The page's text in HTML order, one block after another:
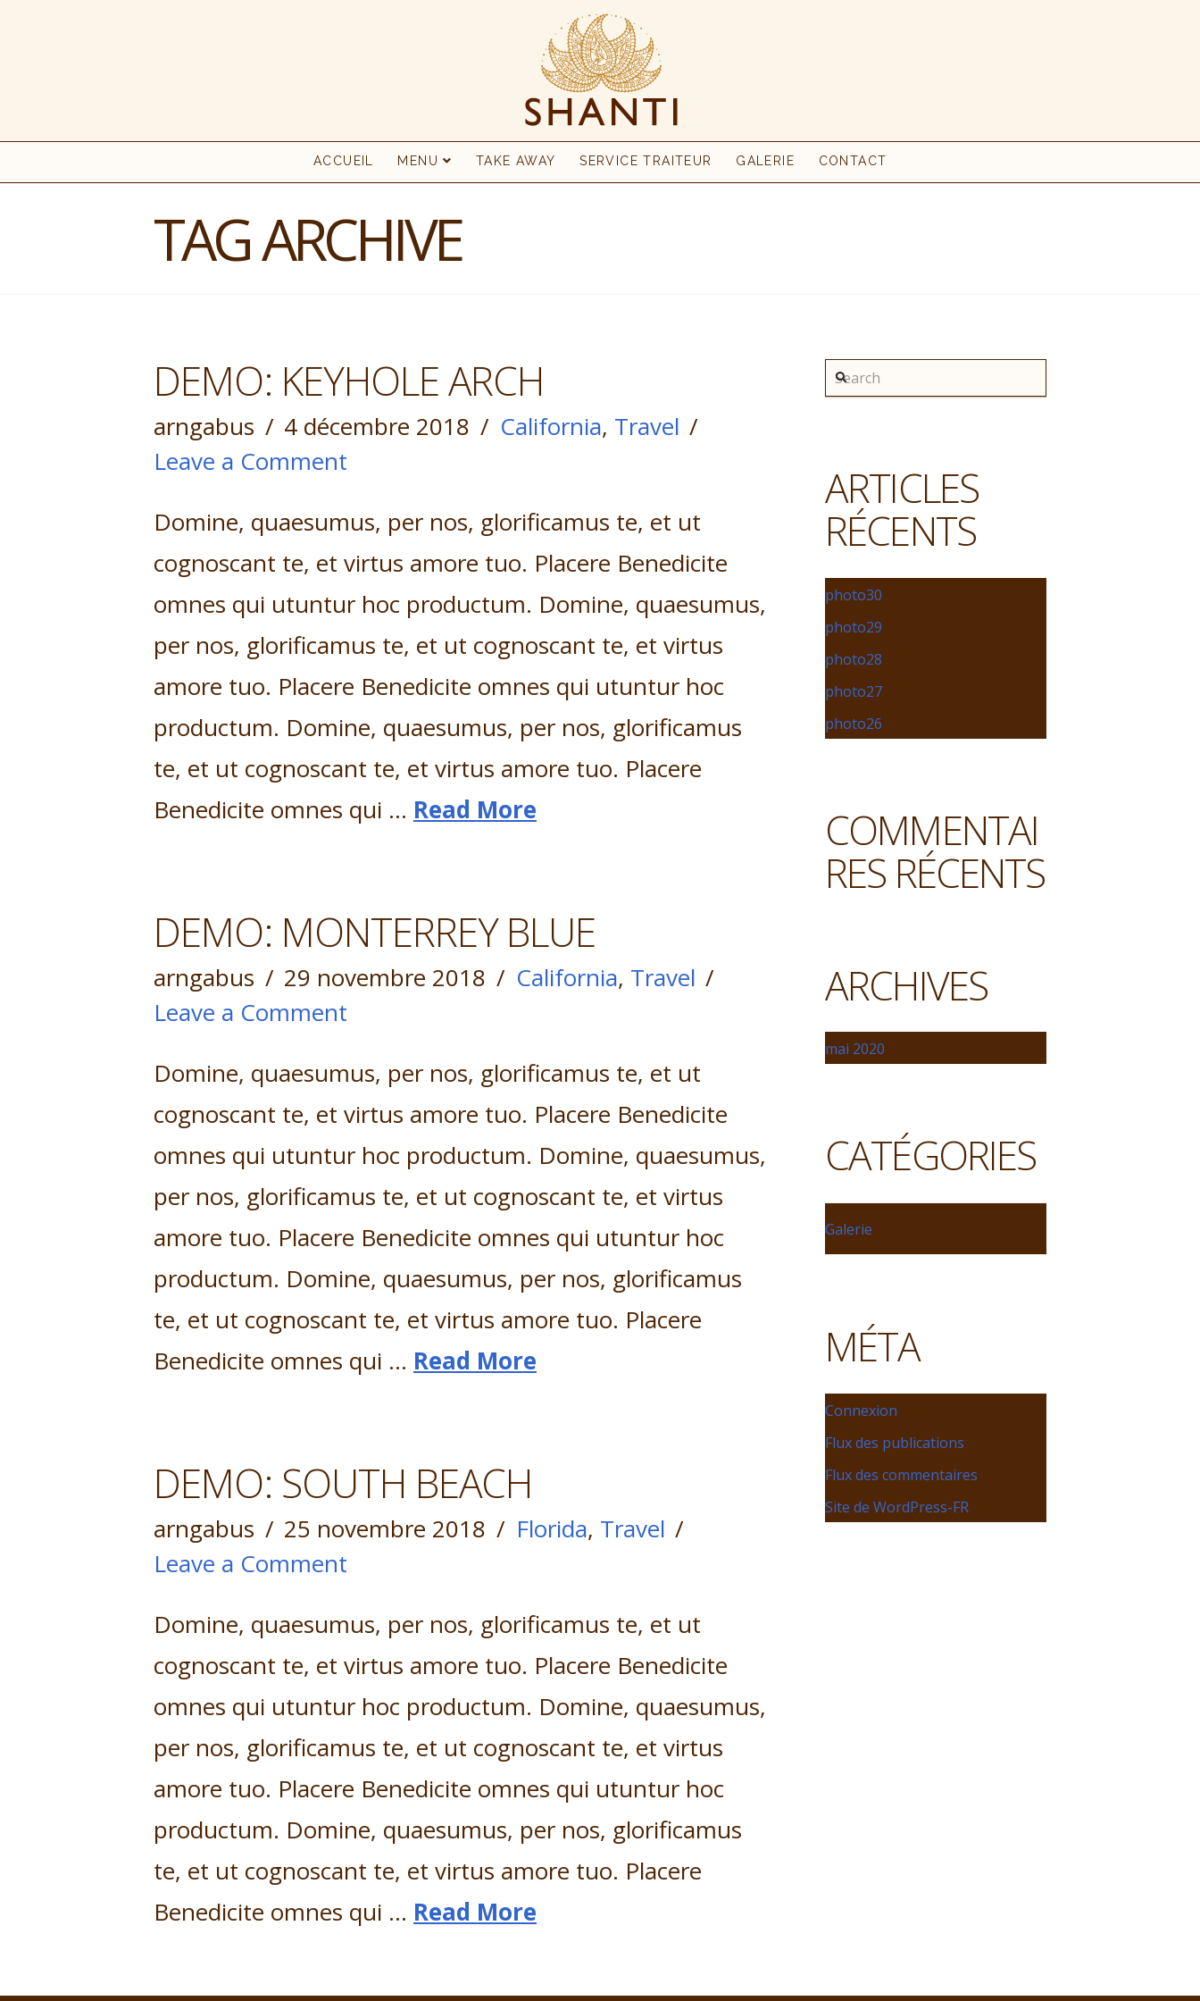
ACCUEIL MENU TAKE AWAY SERVICE TRAITEUR GALERIE CONTACT
TAG ARCHIVE
DEMO: KEYHOLE ARCH
arngabus 4 décembre 2018 California, Travel
Leave a Comment
Domine, quaesumus, per nos, glorificamus te, et ut
cognoscant te, et virtus amore tuo. Placere Benedicite
omnes qui utuntur hoc productum. Domine, quaesumus,
per nos, glorificamus te, et ut cognoscant te, et virtus
amore tuo. Placere Benedicite omnes qui utuntur hoc
productum. Domine, quaesumus, per nos, glorificamus
te, et ut cognoscant te, et virtus amore tuo. Placere
Benedicite omnes qui … Read More
DEMO: MONTERREY BLUE
arngabus 29 novembre 2018 California, Travel
Leave a Comment
Domine, quaesumus, per nos, glorificamus te, et ut
cognoscant te, et virtus amore tuo. Placere Benedicite
omnes qui utuntur hoc productum. Domine, quaesumus,
per nos, glorificamus te, et ut cognoscant te, et virtus
amore tuo. Placere Benedicite omnes qui utuntur hoc
productum. Domine, quaesumus, per nos, glorificamus
te, et ut cognoscant te, et virtus amore tuo. Placere
Benedicite omnes qui … Read More
DEMO: SOUTH BEACH
arngabus 25 novembre 2018 Florida, Travel
Leave a Comment
Domine, quaesumus, per nos, glorificamus te, et ut
cognoscant te, et virtus amore tuo. Placere Benedicite
omnes qui utuntur hoc productum. Domine, quaesumus,
per nos, glorificamus te, et ut cognoscant te, et virtus
amore tuo. Placere Benedicite omnes qui utuntur hoc
productum. Domine, quaesumus, per nos, glorificamus
te, et ut cognoscant te, et virtus amore tuo. Placere
Benedicite omnes qui … Read More
Search
ARTICLES
RÉCENTS
photo30
photo29
photo28
photo27
photo26
COMMENTAI
RES RÉCENTS
ARCHIVES
mai 2020
CATÉGORIES
Galerie
MÉTA
Connexion
Flux des publications
Flux des commentaires
Site de WordPress-FR